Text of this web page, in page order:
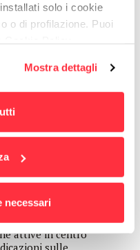
solo i cookie
o di profilazione. Puoi
Mostra dettagli
necessari
CON SCOASSE
Veritas dedicate
rifiuti. Scoasse indica
ora, e cosa è
giorno per giorno.
attive in centro
sulle